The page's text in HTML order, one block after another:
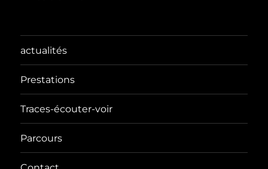
actualités
Prestations
Traces-écouter-voir
Parcours